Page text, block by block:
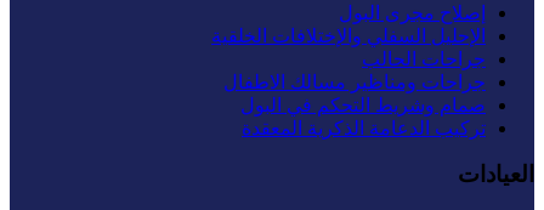
إصلاح مجرى البول
الإحليل السفلي والإختلافات الخلقية
جراحات الحالب
جراحات ومناظير مسالك الاطفال
صمام وشريط التحكم في البول
تركيب الدعامة الذكرية المعقدة
العيادات